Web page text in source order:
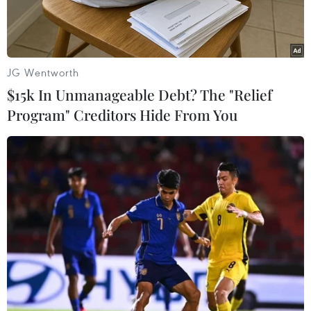
Biển quảng cáo bán xe ôtô Hyundai tại Glendale, bang
California. (Nguồn: AFP/TTXVN)
Trong tháng Tư, doanh số bán lẻ tại Mỹ chỉ tăng
rất khiêm tốn, khiến cho những hy vọng về sự
tăng trưởng mạnh mẽ của nền kinh tế trong
JG Wentworth
$15k In Unmanageable Debt? The "Relief
Program" Creditors Hide From You